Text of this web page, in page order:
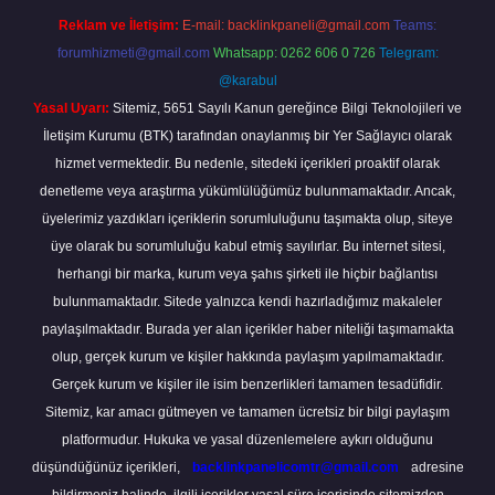
Reklam ve İletişim: E-mail: backlinkpaneli@gmail.com Teams:
forumhizmeti@gmail.com Whatsapp: 0262 606 0 726 Telegram:
@karabul
Yasal Uyarı: Sitemiz, 5651 Sayılı Kanun gereğince Bilgi Teknolojileri ve
İletişim Kurumu (BTK) tarafından onaylanmış bir Yer Sağlayıcı olarak
hizmet vermektedir. Bu nedenle, sitedeki içerikleri proaktif olarak
denetleme veya araştırma yükümlülüğümüz bulunmamaktadır. Ancak,
üyelerimiz yazdıkları içeriklerin sorumluluğunu taşımakta olup, siteye
üye olarak bu sorumluluğu kabul etmiş sayılırlar. Bu internet sitesi,
herhangi bir marka, kurum veya şahıs şirketi ile hiçbir bağlantısı
bulunmamaktadır. Sitede yalnızca kendi hazırladığımız makaleler
paylaşılmaktadır. Burada yer alan içerikler haber niteliği taşımamakta
olup, gerçek kurum ve kişiler hakkında paylaşım yapılmamaktadır.
Gerçek kurum ve kişiler ile isim benzerlikleri tamamen tesadüfidir.
Sitemiz, kar amacı gütmeyen ve tamamen ücretsiz bir bilgi paylaşım
platformudur. Hukuka ve yasal düzenlemelere aykırı olduğunu
düşündüğünüz içerikleri,
backlinkpanelicomtr@gmail.com
adresine